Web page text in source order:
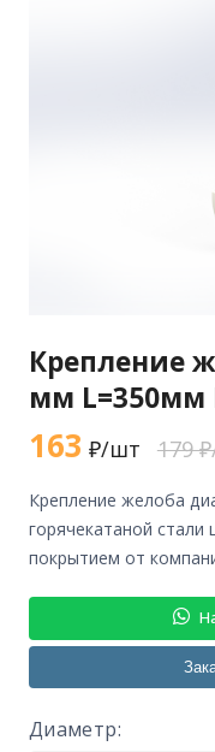
Крепление
мм L=350мм
163 ₽/шт 179
крепление желоба диаметр 125 мм L=350мм RAL 9002 из
горячекатаной
покрытием от
Диаметр: